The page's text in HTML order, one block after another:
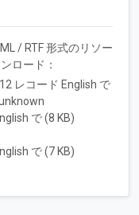
/ RTF 形式のリソー
ロード：
レコード English で
で (8 KB)
で (7 KB)